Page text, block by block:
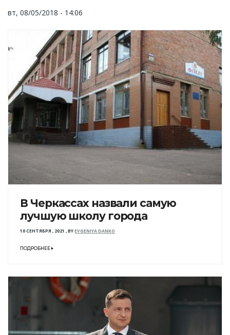
вт, 08/05/2018 - 14:06
В Черкассах назвали самую
лучшую школу города
10 СЕНТЯБРЯ , 2021 ,BYEVGENIYA DANKO
ПОДРОБНЕЕ